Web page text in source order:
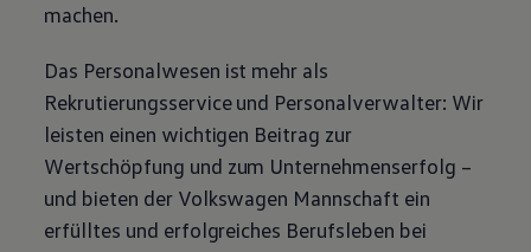
machen.
Das Personalwesen ist mehr als
Rekrutierungsservice und Personalverwalter: Wir
leisten einen wichtigen Beitrag zur
Wertschöpfung und zum Unternehmenserfolg –
und bieten der Volkswagen Mannschaft ein
erfülltes und erfolgreiches Berufsleben bei